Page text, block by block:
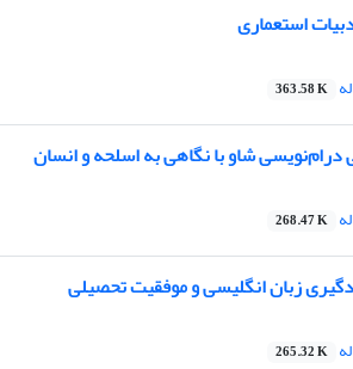
استعماری
363.58 K
شاو با نگاهی به اسلحه و انسان
268.47 K
زبان انگلیسی و موفقیت تحصیلی
265.32 K